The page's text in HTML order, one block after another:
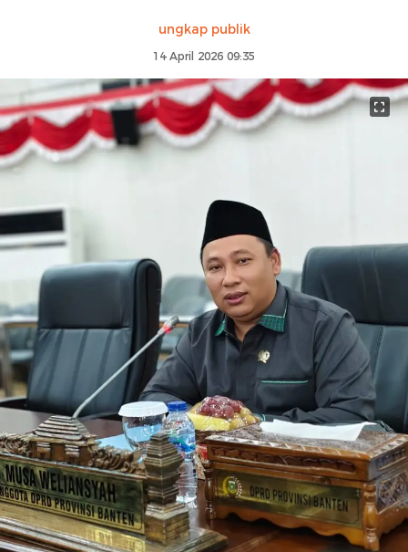
ungkap publik
14 April 2026 09:35